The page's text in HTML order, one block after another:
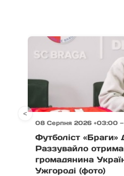
08 Серпня 2026 +03:00
Футболіст «Браги»
Раззувайло
громадянина
Ужгороді (фото)
<